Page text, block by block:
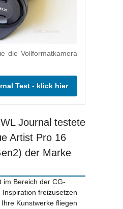
die Vollformatkamera
Test - klick hier
Journal testete
Artist Pro 16
der Marke
im Bereich der CG-
freizusetzen
Kunstwerke fliegen